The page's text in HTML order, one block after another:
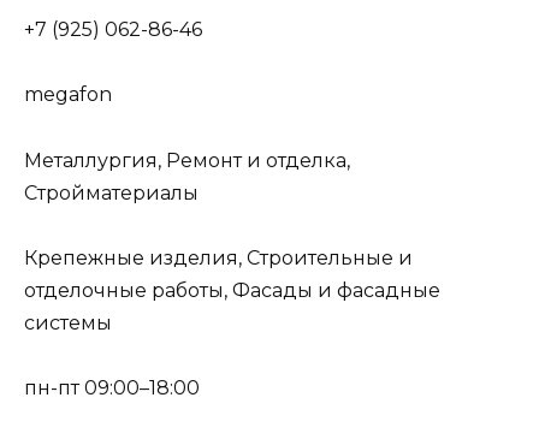
+7 (925) 062-86-46
megafon
Металлургия, Ремонт и отделка,
Стройматериалы
Крепежные изделия, Строительные и
отделочные работы, Фасады и фасадные
системы
пн-пт 09:00–18:00